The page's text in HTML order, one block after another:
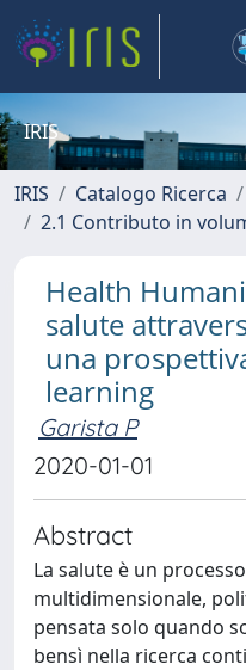
IRIS
IRIS Catalogo Ricerca
2.1 Contributo in
Health
salute
una
learning
Garista P
2020-01-01
Abstract
La salute è un
multidimensionale,
pensata solo quando
bensì nella ricerca